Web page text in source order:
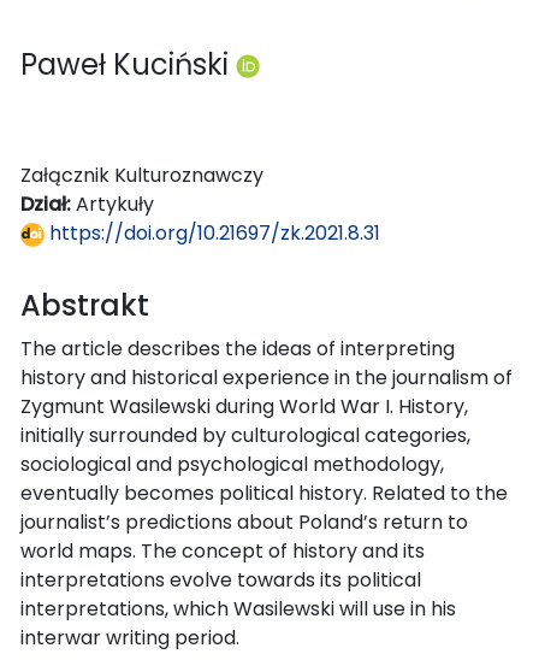
Paweł Kuciński
Załącznik Kulturoznawczy
Dział:Artykuły
https://doi.org/10.21697/zk.2021.8.31
Abstrakt
The article describes the ideas of interpreting
history and historical experience in the journalism of
Zygmunt Wasilewski during World War I. History,
initially surrounded by culturological categories,
sociological and psychological methodology,
eventually becomes political history. Related to the
journalist’s predictions about Poland’s return to
world maps. The concept of history and its
interpretations evolve towards its political
interpretations, which Wasilewski will use in his
interwar writing period.